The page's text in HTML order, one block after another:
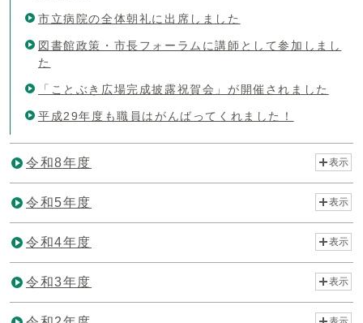
市立病院の全体朝礼に出席しました
図書館政策・市長フォーラムに講師として参加しまし
た
「ことぶき広場完成披露祝賀会」が開催されました
平成29年度も職員はがんばってくれました！
令和8年度 表示
令和5年度 表示
令和4年度 表示
令和3年度 表示